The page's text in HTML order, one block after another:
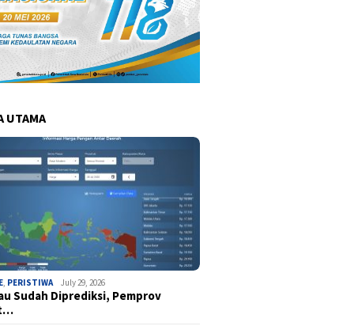
UTAMA
, PERISTIWA July 29, 2026
Sudah Diprediksi, Pemprov